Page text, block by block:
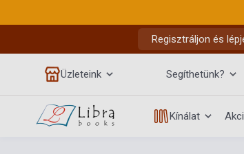
Regisztráljon és
Üzleteink Segíthetünk?
Kínálat